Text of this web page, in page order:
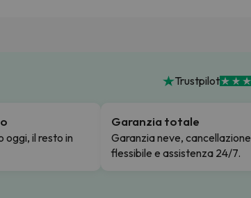
Trustpilot
oggi, il resto in
Garanzia totale
Garanzia neve, cancellazione
flessibile e assistenza 24/7.